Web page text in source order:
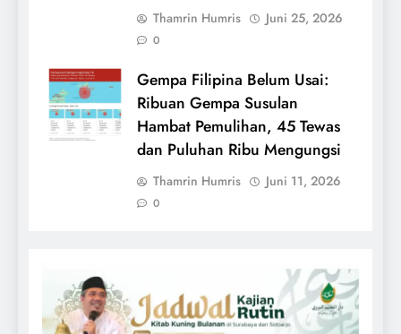
Thamrin Humris Juni 25, 2026
0
Gempa Filipina Belum Usai:
Ribuan Gempa Susulan
Hambat Pemulihan, 45 Tewas
dan Puluhan Ribu Mengungsi
Thamrin Humris Juni 11, 2026
0